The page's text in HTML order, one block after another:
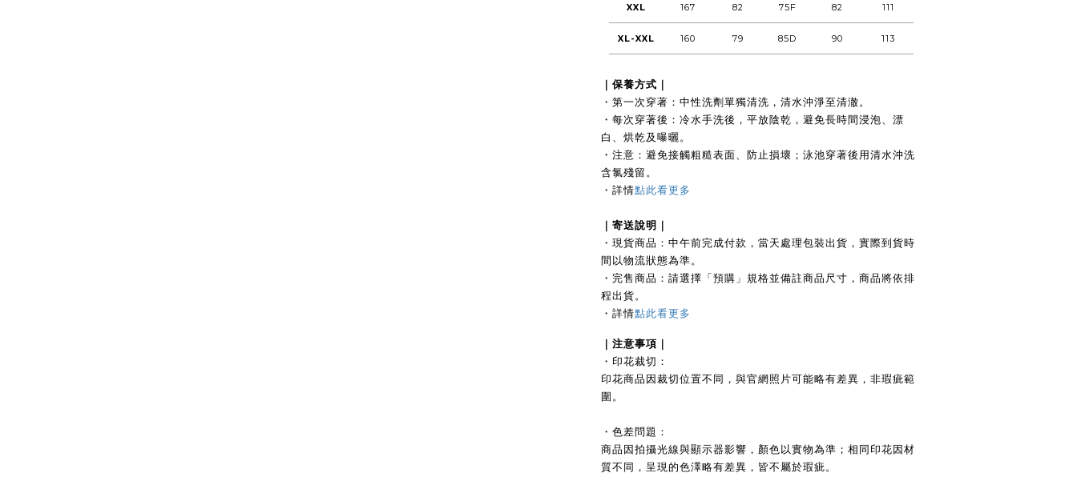
XXL 167 82 75F 82 111
XL-XXL 160 79 85D 90 113
｜保養方式｜
・第一次穿著：中性洗劑單獨清洗，清水沖淨至清澈。
・每次穿著後：冷水手洗後，平放陰乾，避免長時間浸泡、漂
白、烘乾及曝曬。
・注意：避免接觸粗糙表面、防止損壞；泳池穿著後用清水沖洗
含氯殘留。
・ 詳情點此看更多
｜ 寄送說明｜
・現貨商品：中午前完成付款，當天處理包裝出貨，實際到貨時
間以物流狀態為準。
・完售商品：請選擇「預購」規格並備註商品尺寸，商品將依排
程出貨。
・詳情點此看更多
｜注意事項｜
・印花裁切：
印花商品因裁切位置不同，與官網照片可能略有差異，非瑕疵範
圍。
・色差問題：
商品因拍攝光線與顯示器影響，顏色以實物為準；相同印花因材
質不同，呈現的色澤略有差異，皆不屬於瑕疵。